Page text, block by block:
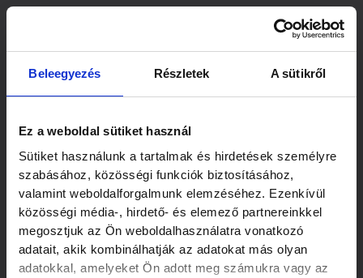
Beleegyezés Részletek A sütikről
Ez a weboldal sütiket használ
Sütiket használunk a tartalmak és hirdetések személyre
szabásához, közösségi funkciók biztosításához,
valamint weboldalforgalmunk elemzéséhez. Ezenkívül
közösségi média-, hirdető- és elemező partnereinkkel
megosztjuk az Ön weboldalhasználatra vonatkozó
adatait, akik kombinálhatják az adatokat más olyan
adatokkal, amelyeket Ön adott meg számukra vagy az
Skip
content